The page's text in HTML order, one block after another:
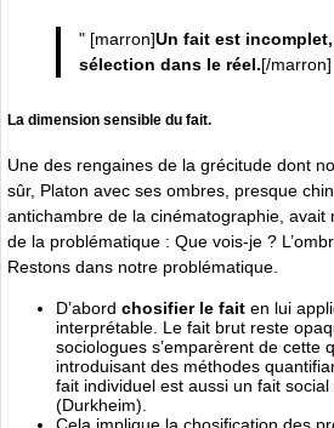
" [marron]Un fait est
sélection dans le réel.[/
La dimension sensible du fait.
Une des rengaines de la grécitude dont
sûr, Platon avec ses ombres, presque
antichambre de la cinématographie, avait
de la problématique : Que vois-je ?
Restons dans notre problématique.
D’abord chosifier le fait en lui
interprétable. Le fait brut reste
sociologues s’emparèrent de cette
introduisant des méthodes
fait individuel est aussi un fait
(Durkheim).
Cela implique la chosification des